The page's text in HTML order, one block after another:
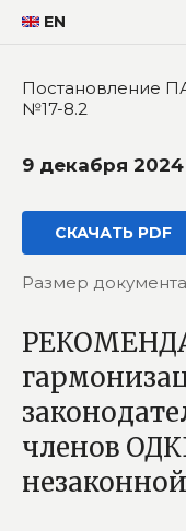
EN
Постановление
№17-8.2
9 декабря
СКАЧАТЬ PDF
Размер
членов